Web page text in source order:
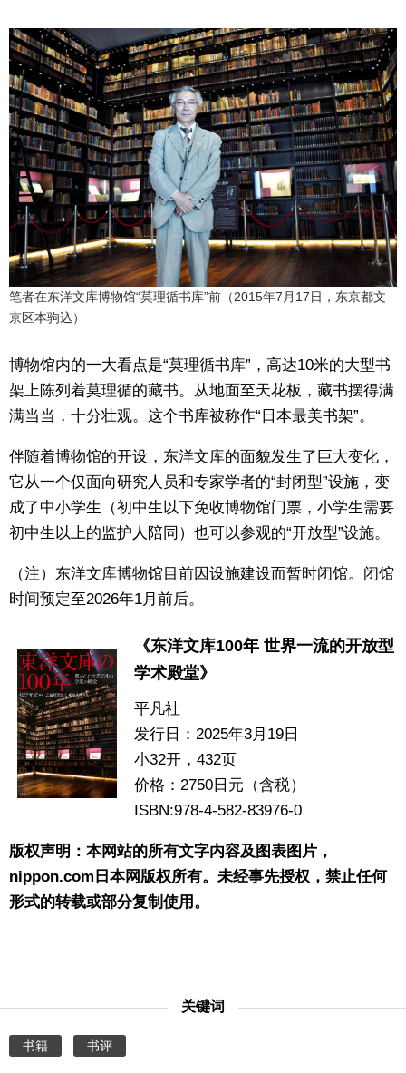
笔者在东洋文库博物馆“莫理循书库”前（2015年7月17日，东京都文
京区本驹込）
博物馆内的一大看点是“莫理循书库”，高达10米的大型书
架上陈列着莫理循的藏书。从地面至天花板，藏书摆得满
满当当，十分壮观。这个书库被称作“日本最美书架”。
伴随着博物馆的开设，东洋文库的面貌发生了巨大变化，
它从一个仅面向研究人员和专家学者的“封闭型”设施，变
成了中小学生（初中生以下免收博物馆门票，小学生需要
初中生以上的监护人陪同）也可以参观的“开放型”设施。
（注）东洋文库博物馆目前因设施建设而暂时闭馆。闭馆
时间预定至2026年1月前后。
《东洋文库100年 世界一流的开放型
学术殿堂》
平凡社
发行日：2025年3月19日
小32开，432页
价格：2750日元（含税）
ISBN:978-4-582-83976-0
版权声明：本网站的所有文字内容及图表图片，
nippon.com日本网版权所有。未经事先授权，禁止任何
形式的转载或部分复制使用。
关键词
书籍 书评